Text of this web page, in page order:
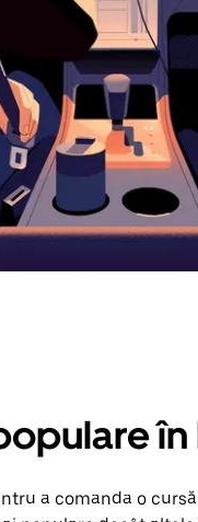
a comanda o